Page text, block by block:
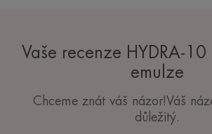
Vaše recenze HYDRA-
emulze
Chceme znát váš názor!Váš
důležitý.